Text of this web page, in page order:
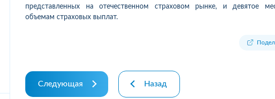
Оцінка: 10 10 05.08.2026 19:00
Оформлював сьогодні
Подробнее
Оцінка: 1 10 05.08.2026
застрахувати дві свої
представленных на отечественном страховом рынке, и девятое
объемам страховых выплат.
Следующая Назад